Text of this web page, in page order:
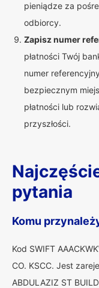
pieniądze za
odbiorcy.
Zapisz numer
płatności Twój
numer
bezpiecznym
płatności lub
przyszłości.
pytania
Komu
Kod SWIFT
CO. KSCC. Jest
ABDULAZIZ ST